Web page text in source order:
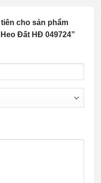
cho sản phẩm
Đất HĐ 049724”